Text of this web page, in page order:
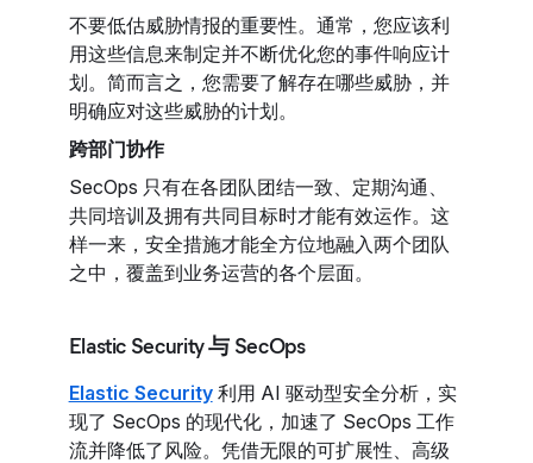
不要低估威胁情报的重要性。通常，您应该利
用这些信息来制定并不断优化您的事件响应计
划。简而言之，您需要了解存在哪些威胁，并
明确应对这些威胁的计划。
跨部门协作
SecOps 只有在各团队团结一致、定期沟通、
共同培训及拥有共同目标时才能有效运作。这
样一来，安全措施才能全方位地融入两个团队
之中，覆盖到业务运营的各个层面。
Elastic Security 与 SecOps
Elastic Security利用 AI 驱动型安全分析，实
现了 SecOps 的现代化，加速了 SecOps 工作
流并降低了风险。凭借无限的可扩展性、高级